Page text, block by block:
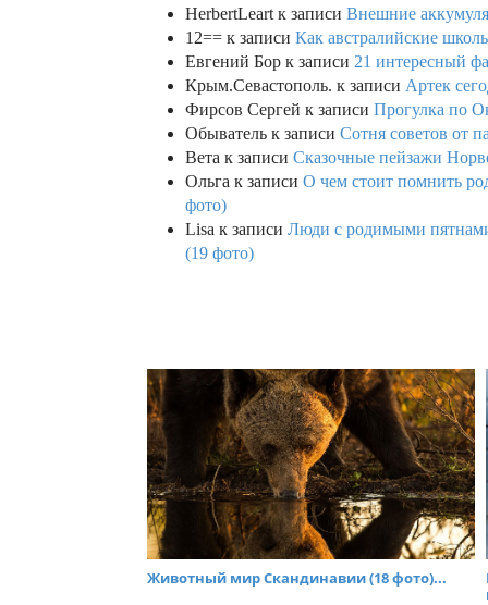
HerbertLeart к записи Внешние
12== к записи Как австралийские
Евгений Бор к записи 21 интересный
Крым.Севастополь. к записи Артек
Фирсов Сергей к записи Прогулка по
Обыватель к записи Сотня советов от
Вета к записи Сказочные пейзажи
Ольга к записи О чем стоит помнить
фото)
Lisa к записи Люди с родимыми
(19 фото)
Животный мир Скандинавии (18 фото)...